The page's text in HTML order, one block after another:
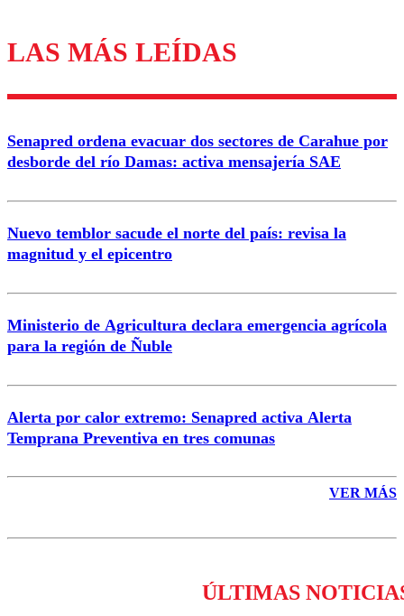
Los comentarios son moderados para garantizar un
diálogo respetuoso.
Correo
LAS MÁS LEÍDAS
Senapred ordena evacuar dos sectores de Carahue por
desborde del río Damas: activa mensajería SAE
Nuevo temblor sacude el norte del país: revisa la
magnitud y el epicentro
Ministerio de Agricultura declara emergencia agrícola
para la región de Ñuble
Alerta por calor extremo: Senapred activa Alerta
Temprana Preventiva en tres comunas
VER MÁS
ÚLTIMAS